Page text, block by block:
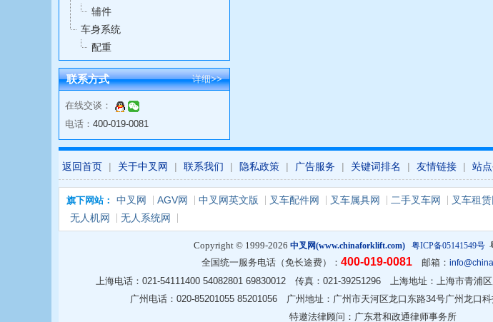
辅件
车身系统
配重
联系方式 详细>>
在线交谈：
电话： 400-019-0081
返回首页 | 关于中叉网 | 联系我们 | 隐私政策 | 广告服务 | 关键词排名 | 友情链接 | 站
旗下网站： 中叉网 AGV网 中叉网英文版 叉车配件网 叉车属具网 二手叉车网 叉车租赁
无人机网
无人系统网
Copyright © 1999-2026 中叉网(www.chinaforklift.com) 粤ICP备05141549号
全国统一服务电话（免长途费）： 400-019-0081 邮箱：
上海电话：021-54111400 54082801 69830012 传真：021-39251296 上海地址：上海市青浦
广州电话：020-85201055 85201056 广州地址：广州市天河区龙口东路34号广州龙口
特邀法律顾问：广东君和政通律师事务所